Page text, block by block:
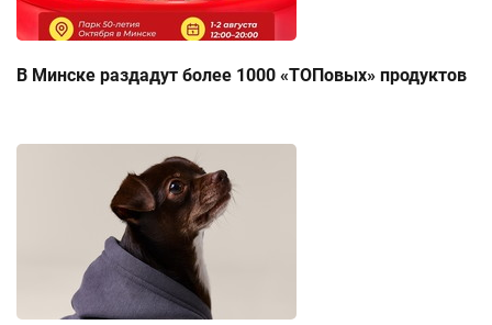
В Минске раздадут более 1000 «ТОПовых» продуктов